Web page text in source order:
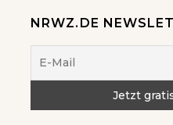
NRWZ.DE